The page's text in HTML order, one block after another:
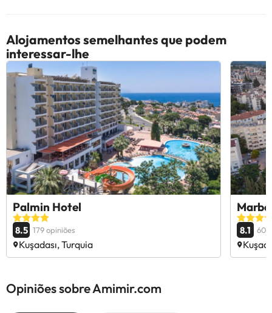
Alojamentos semelhantes que podem
interessar-lhe
Palmin Hotel
8.5 179 opiniões
Kuşadası, Turquia
8.1 60
Opiniões sobre Amimir.com